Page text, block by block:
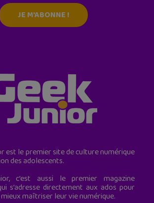
JE M'ABONNE !
est le premier site de culture numérique
des adolescents.
c’est aussi le premier magazine
s’adresse directement aux ados pour
maîtriser leur vie numérique.